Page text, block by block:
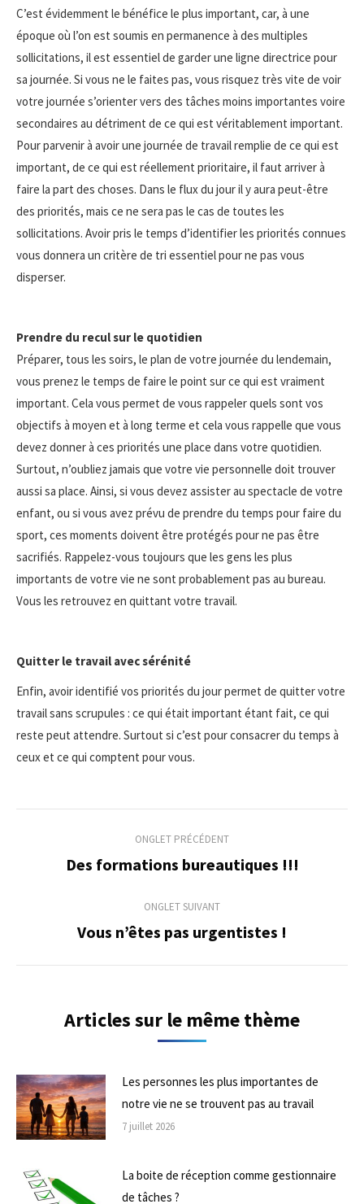
C’est évidemment le bénéfice le plus important, car, à une
époque où l’on est soumis en permanence à des multiples
sollicitations, il est essentiel de garder une ligne directrice pour
sa journée. Si vous ne le faites pas, vous risquez très vite de voir
votre journée s’orienter vers des tâches moins importantes voire
secondaires au détriment de ce qui est véritablement important.
Pour parvenir à avoir une journée de travail remplie de ce qui est
important, de ce qui est réellement prioritaire, il faut arriver à
faire la part des choses. Dans le flux du jour il y aura peut-être
des priorités, mais ce ne sera pas le cas de toutes les
sollicitations. Avoir pris le temps d’identifier les priorités connues
vous donnera un critère de tri essentiel pour ne pas vous
disperser.
Prendre du recul sur le quotidien
Préparer, tous les soirs, le plan de votre journée du lendemain,
vous prenez le temps de faire le point sur ce qui est vraiment
important. Cela vous permet de vous rappeler quels sont vos
objectifs à moyen et à long terme et cela vous rappelle que vous
devez donner à ces priorités une place dans votre quotidien.
Surtout, n’oubliez jamais que votre vie personnelle doit trouver
aussi sa place. Ainsi, si vous devez assister au spectacle de votre
enfant, ou si vous avez prévu de prendre du temps pour faire du
sport, ces moments doivent être protégés pour ne pas être
sacrifiés. Rappelez-vous toujours que les gens les plus
importants de votre vie ne sont probablement pas au bureau.
Vous les retrouvez en quittant votre travail.
Quitter le travail avec sérénité
Enfin, avoir identifié vos priorités du jour permet de quitter votre
travail sans scrupules : ce qui était important étant fait, ce qui
reste peut attendre. Surtout si c’est pour consacrer du temps à
ceux et ce qui comptent pour vous.
commentaire
ONGLET PRÉCÉDENT
Onglet
Des formations bureautiques !!!
ONGLET SUIVANT
Onglet
Vous n’êtes pas urgentistes !
Articles sur le même thème
Les personnes les plus importantes de
notre vie ne se trouvent pas au travail
7 juillet 2026
La boite de réception comme gestionnaire
de tâches ?